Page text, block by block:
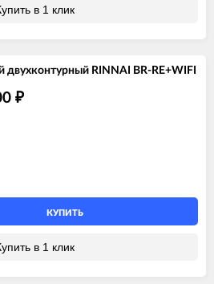
в 1 клик
двухконтурный RINNAI BR-RE+WIFI
₽
КУПИТЬ
в 1 клик